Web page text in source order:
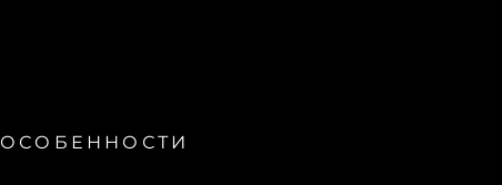
ОСОБЕННОСТИ